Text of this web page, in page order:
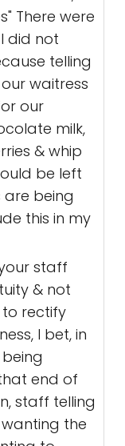
There were
did not
telling
waitress
our
milk,
& whip
be left
are being
this in my
staff
& not
rectify
I bet, in
end of
staff telling
the